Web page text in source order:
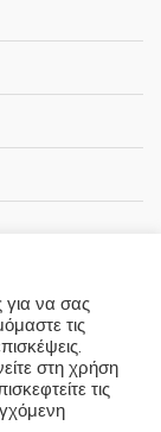
για να σας
τις
στη χρήση
τις